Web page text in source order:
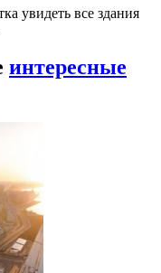
увидеть все здания
интересные